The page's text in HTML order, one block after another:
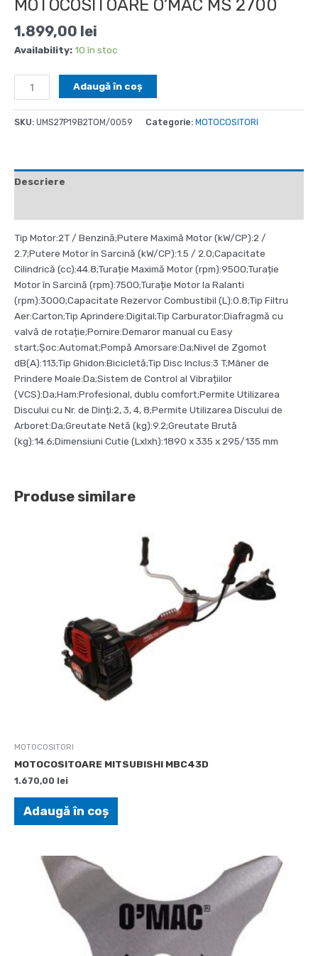
MOTOCOSITOARE O’MAC MS 2700
1.899,00 lei
Availability:10 în stoc
Cantitate
MOTOCOSITOARE
O'MAC
MS
Adaugă în coș
SKU: UMS27P19B2TOM/0059 Categorie: MOTOCOSITORI
Descriere
Tip Motor:2T / Benzină;Putere Maximă Motor (kW/CP):2 /
2.7;Putere Motor în Sarcină (kW/CP):1.5 / 2.0;Capacitate
Cilindrică (cc):44.8;Turație Maximă Motor (rpm):9500;Turație
Motor în Sarcină (rpm):7500;Turație Motor la Ralanti
(rpm):3000;Capacitate Rezervor Combustibil (L):0.8;Tip Filtru
Aer:Carton;Tip Aprindere:Digital;Tip Carburator:Diafragmă cu
valvă de rotație;Pornire:Demaror manual cu Easy
start;Șoc:Automat;Pompă Amorsare:Da;Nivel de Zgomot
dB(A):113;Tip Ghidon:Bicicletă;Tip Disc Inclus:3 T;Mâner de
Prindere Moale:Da;Sistem de Control al Vibrațiilor
(VCS):Da;Ham:Profesional, dublu comfort;Permite Utilizarea
Discului cu Nr. de Dinți:2, 3, 4, 8;Permite Utilizarea Discului de
Arboret:Da;Greutate Netă (kg):9.2;Greutate Brută
(kg):14.6;Dimensiuni Cutie (Lxlxh):1890 x 335 x 295/135 mm
Produse similare
MOTOCOSITORI
MOTOCOSITOARE MITSUBISHI MBC43D
1.670,00 lei
Adaugă în coș